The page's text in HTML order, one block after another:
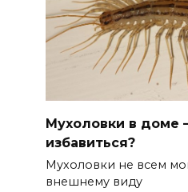
Мухоловки в доме
избавиться?
Мухоловки не всем
внешнему виду